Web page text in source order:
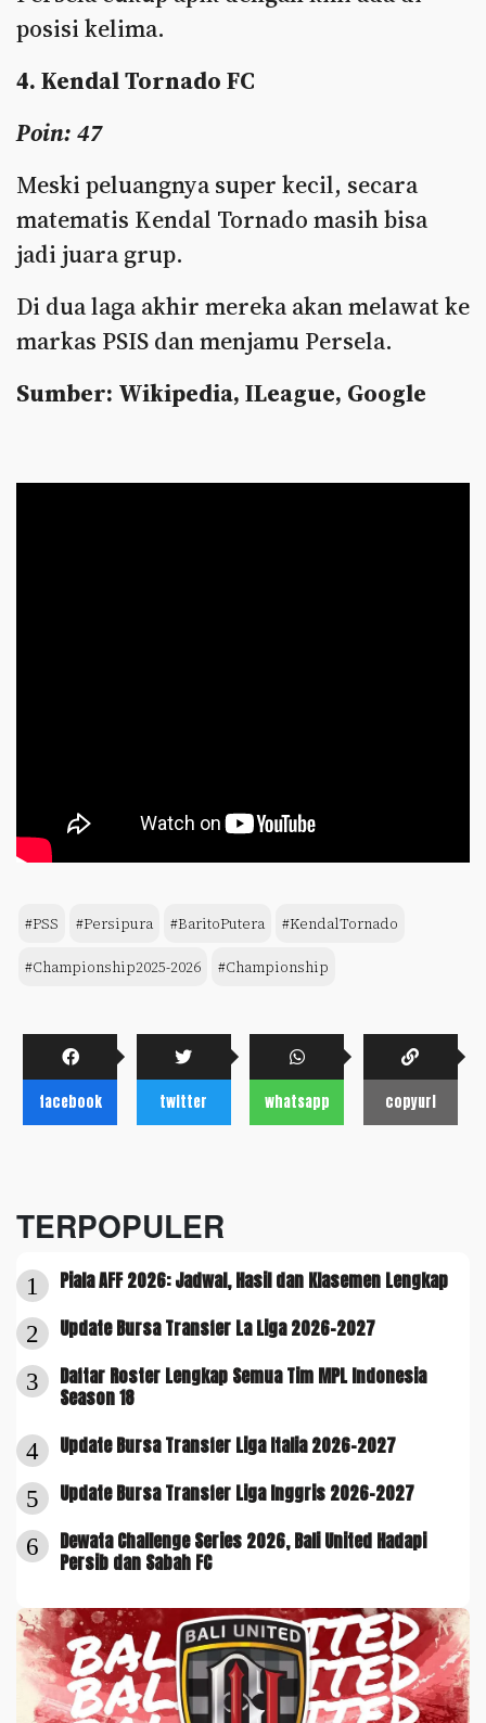
posisi kelima.
4. Kendal Tornado FC
Poin: 47
Meski peluangnya super kecil, secara
matematis Kendal Tornado masih bisa
jadi juara grup.
Di dua laga akhir mereka akan melawat ke
markas PSIS dan menjamu Persela.
Sumber: Wikipedia, ILeague, Google
#PSS #Persipura #BaritoPutera #KendalTornado
#Championship2025-2026 #Championship
facebook twitter whatsapp copyurl
TERPOPULER
1 Piala AFF 2026: Jadwal, Hasil dan Klasemen Lengkap
2 Update Bursa Transfer La Liga 2026-2027
3
Daftar Roster Lengkap Semua Tim MPL Indonesia
Season 18
4 Update Bursa Transfer Liga Italia 2026-2027
5 Update Bursa Transfer Liga Inggris 2026-2027
6
Dewata Challenge Series 2026, Bali United Hadapi
Persib dan Sabah FC